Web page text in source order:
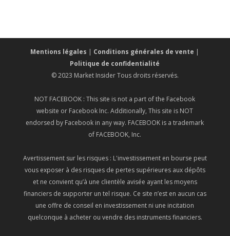
Mentions légales | Conditions générales de vente |
Politique de confidentialité
© 2023 Market Insider Tous droits réservés.
NOT FACEBOOK : This site is not a part of the Facebook
website or Facebook Inc. Additionally, This site is NOT
endorsed by Facebook in any way. FACEBOOK is a trademark
of FACEBOOK, Inc.
Avertissement sur les risques : L'investissement en bourse peut
vous exposer à des risques de pertes supérieures aux dépôts
et ne convient qu’à une clientèle avisée ayant les moyens
financiers de supporter un tel risque. Ce site n’est en aucun cas
une offre de conseil en investissement ni une incitation
quelconque à acheter ou vendre des instruments financiers.